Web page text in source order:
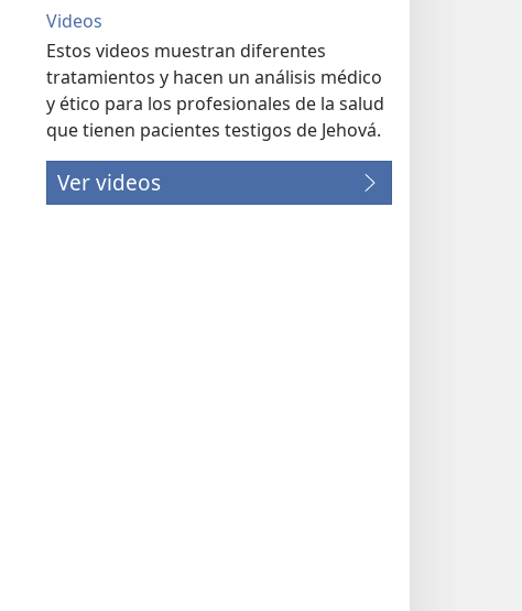
Videos
Estos videos muestran diferentes
tratamientos y hacen un análisis médico
y ético para los profesionales de la salud
que tienen pacientes testigos de Jehová.
Ver videos